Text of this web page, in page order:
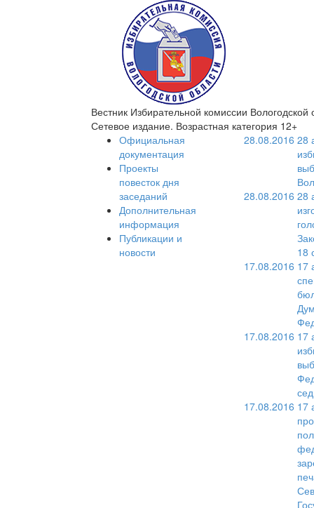
Вестник Избирательной комиссии Вологодской
Сетевое издание. Возрастная категория 12+
Официальная
документация
Проекты
повесток дня
заседаний
Дополнительная
информация
Публикации и
новости
28.08.2016 28
28.08.2016 28
18
17.08.2016 17
17.08.2016 17
17.08.2016 17